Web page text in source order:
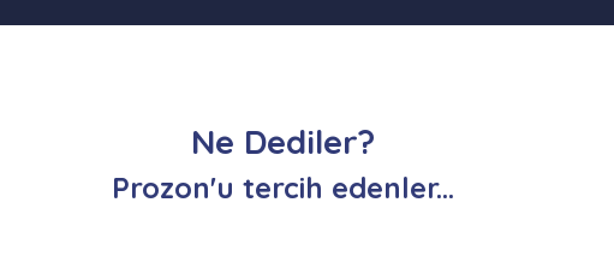
Ne Dediler?
Prozon'u tercih edenler...